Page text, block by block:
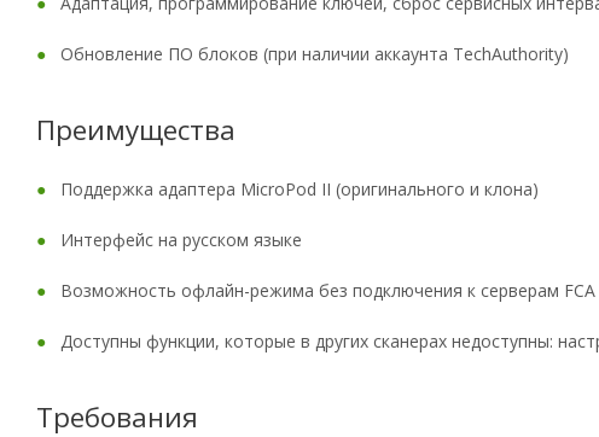
Обновление ПО блоков (при наличии аккаунта TechAuthority)
Преимущества
Поддержка адаптера MicroPod II (оригинального и клона)
Интерфейс на русском языке
Возможность офлайн-режима без подключения к серверам FCA
Доступны функции, которые в других сканерах недоступны:
Требования